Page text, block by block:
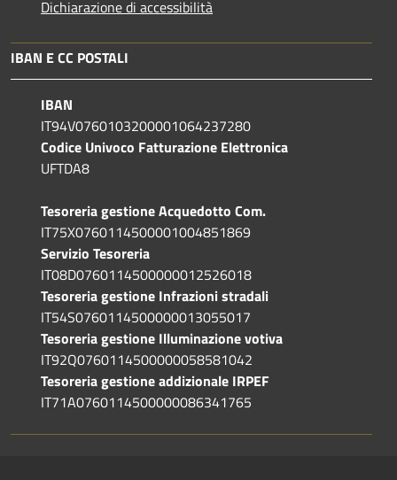
Dichiarazione di accessibilità
IBAN E CC POSTALI
IBAN
IT94V0760103200001064237280
Codice Univoco Fatturazione Elettronica
UFTDA8
Tesoreria gestione Acquedotto Com.
IT75X0760114500001004851869
Servizio Tesoreria
IT08D0760114500000012526018
Tesoreria gestione Infrazioni stradali
IT54S0760114500000013055017
Tesoreria gestione Illuminazione votiva
IT92Q0760114500000058581042
Tesoreria gestione addizionale IRPEF
IT71A0760114500000086341765